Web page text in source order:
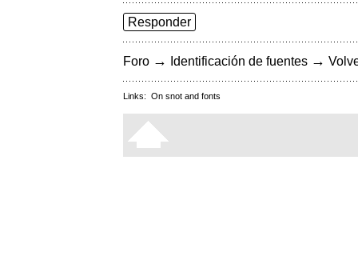
Responder
Foro → Identificación de fuentes →
Links: On snot and fonts